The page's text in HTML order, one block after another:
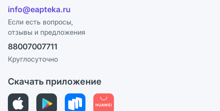
Блог
Лицензия
Реклама на сайте
Ваши товары на ЕАПТЕКЕ
Программа СберСпасибо
Политика конфиденциальности
Пользовательское соглашение
Политика рекомендаций
Этика и соответствие
Политика в отношении обработки персональных данных
info@eapteka.ru
Если есть вопросы,
отзывы и предложения
88007007711
Круглосуточно
Скачать приложение